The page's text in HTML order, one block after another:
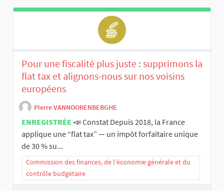
Pour une fiscalité plus juste : supprimons la
flat tax et alignons-nous sur nos voisins
européens
Pierre VANNOORENBERGHE
ENREGISTRÉE 📣 Constat Depuis 2018, la France
applique une “flat tax” — un impôt forfaitaire unique
de 30 % su...
Commission des finances, de l’économie générale et du
contrôle budgétaire